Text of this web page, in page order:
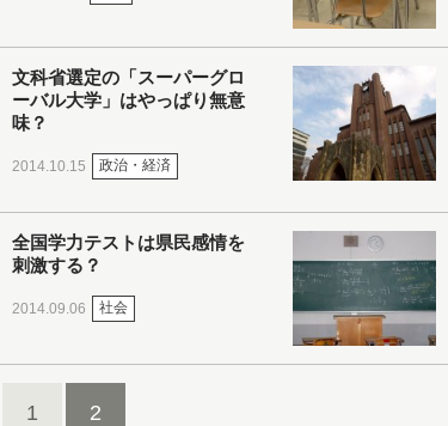
文科省選定の「スーパーグロ
ーバル大学」はやっぱり無意
味？
2014.10.15 政治・経済
全国学力テストは県民感情を
刺激する？
2014.09.06 社会
1 2